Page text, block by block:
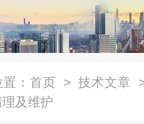
： 首页 > 技术文章
及维护